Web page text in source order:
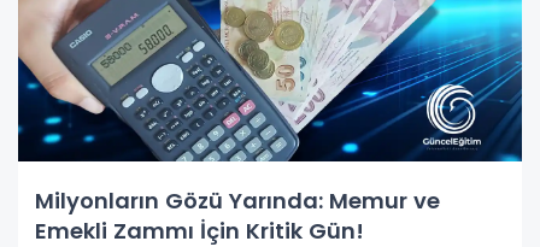
Milyonların Gözü Yarında: Memur ve
Emekli Zammı İçin Kritik Gün!